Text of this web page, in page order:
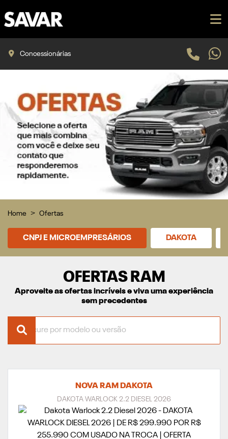
Concessionárias
Home Ofertas
CNPJ E MICROEMPRESÁRIOS DAKOTA
OFERTAS RAM
Aproveite as ofertas incríveis e viva uma experiência
sem precedentes
NOVA RAM DAKOTA
DAKOTA WARLOCK 2.2 DIESEL 2026